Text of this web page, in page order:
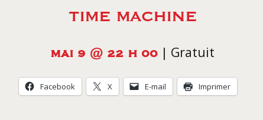
TIME MACHINE
MAI 9 @ 22 H 00 | Gratuit
Facebook X E-mail Imprimer